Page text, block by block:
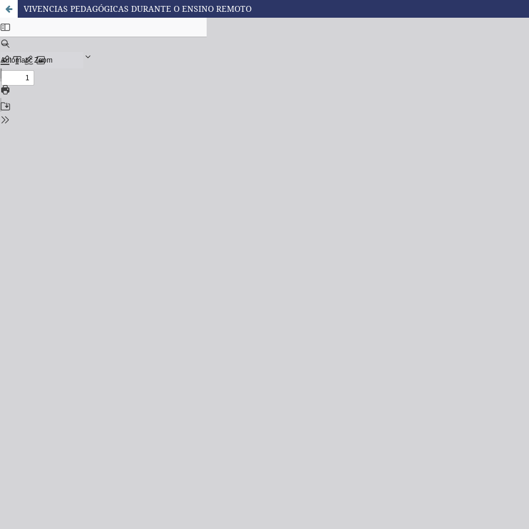
VIVENCIAS PEDAGÓGICAS DURANTE O ENSINO REMOTO